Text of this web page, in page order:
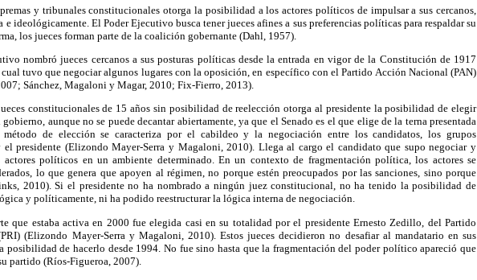
y tribunales constitucionales otorga la posibilidad a los actores políticos de impulsar a sus cercanos,
ideológicamente. El Poder Ejecutivo busca tener jueces afines a sus preferencias políticas para respaldar su
los jueces forman parte de la coalición gobernante (Dahl, 1957).
nombró jueces cercanos a sus posturas políticas desde la entrada en vigor de la Constitución de 1917
tuvo que negociar algunos lugares con la oposición, en específico con el Partido Acción Nacional (PAN)
Sánchez, Magaloni y Magar, 2010; Fix-Fierro, 2013).
constitucionales de 15 años sin posibilidad de reelección otorga al presidente la posibilidad de elegir
aunque no se puede decantar abiertamente, ya que el Senado es el que elige de la terna presentada
de elección se caracteriza por el cabildeo y la negociación entre los candidatos, los grupos
el presidente (Elizondo Mayer-Serra y Magaloni, 2010). Llega al cargo el candidato que supo negociar y
actores políticos en un ambiente determinado. En un contexto de fragmentación política, los actores se
lo que genera que apoyen al régimen, no porque estén preocupados por las sanciones, sino porque
2010). Si el presidente no ha nombrado a ningún juez constitucional, no ha tenido la posibilidad de
y políticamente, ni ha podido reestructurar la lógica interna de negociación.
que estaba activa en 2000 fue elegida casi en su totalidad por el presidente Ernesto Zedillo, del Partido
(Elizondo Mayer-Serra y Magaloni, 2010). Estos jueces decidieron no desafiar al mandatario en sus
posibilidad de hacerlo desde 1994. No fue sino hasta que la fragmentación del poder político apareció que
partido (Ríos-Figueroa, 2007).